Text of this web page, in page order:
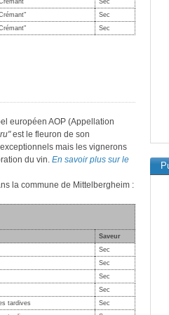
Sec
Sec
Sec
européen AOP (Appellation
est le fleuron de son
mais les vignerons
du vin. En savoir plus sur le
la commune de Mittelbergheim :
Saveur
Sec
Sec
Sec
Sec
tardives
Sec